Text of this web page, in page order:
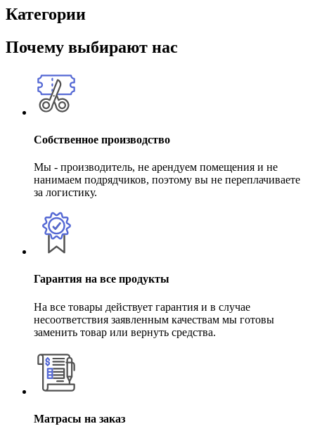
Категории
Почему выбирают нас
Собственное производство
Мы - производитель, не арендуем помещения и не
нанимаем подрядчиков, поэтому вы не переплачиваете
за логистику.
Гарантия на все продукты
На все товары действует гарантия и в случае
несоответствия заявленным качествам мы готовы
заменить товар или вернуть средства.
Матрасы на заказ